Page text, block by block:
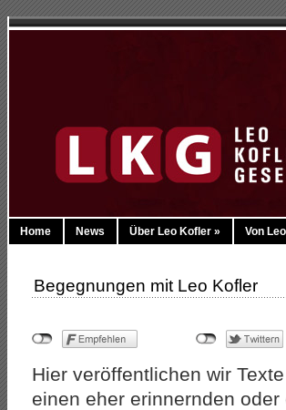
Home News Über Leo Kofler » Von
Begegnungen mit Leo Kofler
Hier veröffentlichen wir
einen eher erinnernden